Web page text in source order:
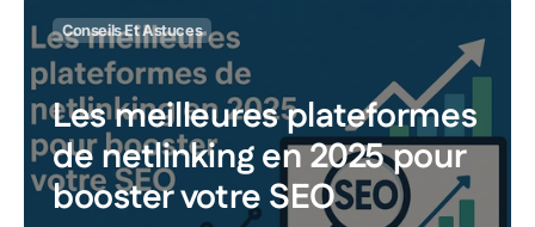
Conseils Et Astuces
Les meilleures plateformes
de netlinking en 2025 pour
booster votre SEO